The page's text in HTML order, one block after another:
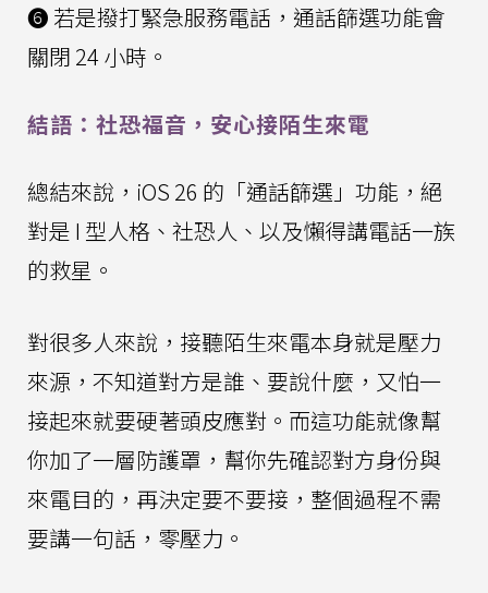
❻ 若是撥打緊急服務電話，通話篩選功能會
關閉 24 小時。
結語：社恐福音，安心接陌生來電
總結來說，iOS 26 的「通話篩選」功能，絕
對是 I 型人格、社恐人、以及懶得講電話一族
的救星。
對很多人來說，接聽陌生來電本身就是壓力
來源，不知道對方是誰、要說什麼，又怕一
接起來就要硬著頭皮應對。而這功能就像幫
你加了一層防護罩，幫你先確認對方身份與
來電目的，再決定要不要接，整個過程不需
要講一句話，零壓力。